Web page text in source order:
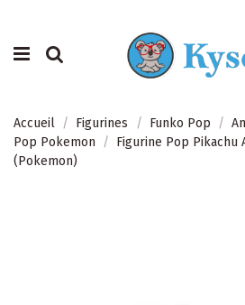
Accueil Figurines Funko Pop
Pop Pokemon
Figurine Pop Pikachu
(Pokemon)